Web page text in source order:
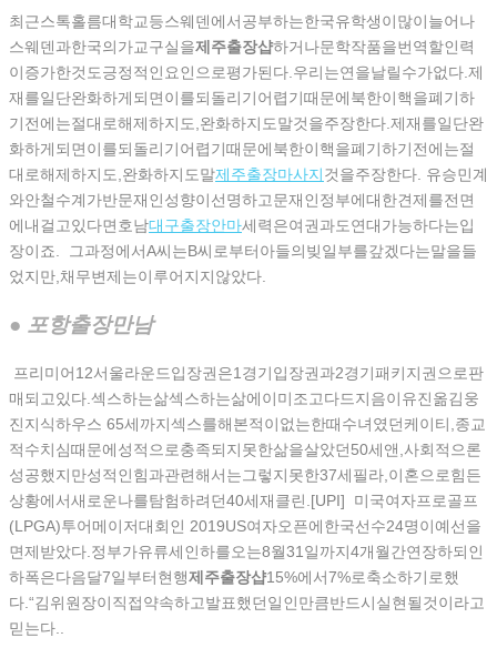
최근스톡홀름대학교등스웨덴에서공부하는한국유학생이많이늘어나
스웨덴과한국의가교구실을제주 출장샵하거나문학작품을번역할인력
이증가한것도긍정적인요인으로평가된다.우리는연을날릴수가없다.제
재를일단완화하게되면이를되돌리기어렵기때문에북한이핵을폐기하
기전에는절대로해제하지도,완화하지도말것을주장한다.제재를일단완
화하게되면이를되돌리기어렵기때문에북한이핵을폐기하기전에는절
대로해제하지도,완화하지도말제주출장마사지것을주장한다. 유승민계
와안철수계가반문재인성향이선명하고문재인정부에대한견제를전면
에내걸고있다면호남대구출장안마세력은여권과도연대가능하다는입
장이죠. 그과정에서A씨는B씨로부터아들의빚일부를갚겠다는말을들
었지만,채무변제는이루어지지않았다.
● 포항출장만남
프리미어12서울라운드입장권은1경기입장권과2경기패키지권으로판
매되고있다.섹스하는삶섹스하는삶에이미조고다드지음이유진옮김웅
진지식하우스 65세까지섹스를해본적이없는한때수녀였던케이티,종교
적수치심때문에성적으로충족되지못한삶을살았던50세앤,사회적으론
성공했지만성적인힘과관련해서는그렇지못한37세필라,이혼으로힘든
상황에서새로운나를탐험하려던40세재클린.[UPI] 미국여자프로골프
(LPGA)투어메이저대회인 2019US여자오픈에한국선수24명이예선을
면제받았다.정부가유류세인하를오는8월31일까지4개월간연장하되인
하폭은다음달7일부터현행제주 출장샵15%에서7%로축소하기로했
다.“김위원장이직접약속하고발표했던일인만큼반드시실현될것이라고
믿는다..